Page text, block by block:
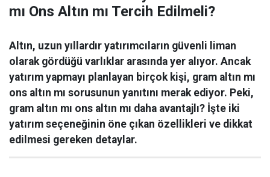
mı Ons Altın mı Tercih Edilmeli?
Altın, uzun yıllardır yatırımcıların güvenli liman
olarak gördüğü varlıklar arasında yer alıyor. Ancak
yatırım yapmayı planlayan birçok kişi, gram altın mı
ons altın mı sorusunun yanıtını merak ediyor. Peki,
gram altın mı ons altın mı daha avantajlı? İşte iki
yatırım seçeneğinin öne çıkan özellikleri ve dikkat
edilmesi gereken detaylar.